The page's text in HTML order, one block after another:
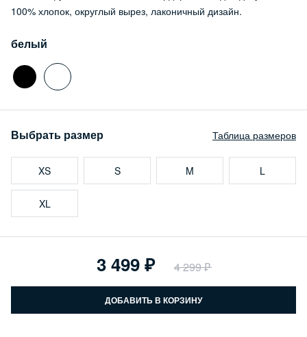
100% хлопок, округлый вырез, лаконичный дизайн.
белый
Выбрать размер Таблица размеров
XS S M L
XL
ДОБАВИТЬ В КОРЗИНУ
3 499 4 299